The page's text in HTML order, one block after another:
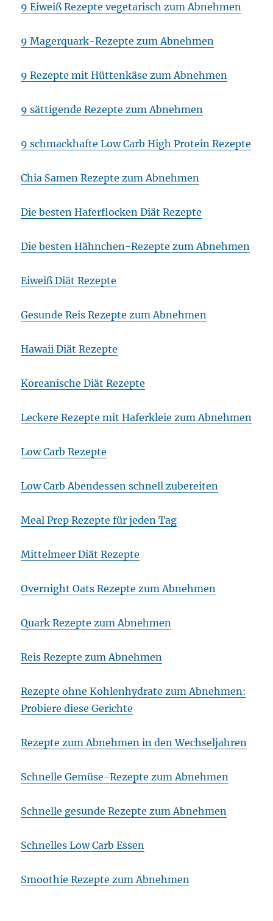
9 Eiweiß Rezepte vegetarisch zum Abnehmen
9 Magerquark-Rezepte zum Abnehmen
9 Rezepte mit Hüttenkäse zum Abnehmen
9 sättigende Rezepte zum Abnehmen
9 schmackhafte Low Carb High Protein Rezepte
Chia Samen Rezepte zum Abnehmen
Die besten Haferflocken Diät Rezepte
Die besten Hähnchen-Rezepte zum Abnehmen
Eiweiß Diät Rezepte
Gesunde Reis Rezepte zum Abnehmen
Hawaii Diät Rezepte
Koreanische Diät Rezepte
Leckere Rezepte mit Haferkleie zum Abnehmen
Low Carb Rezepte
Low Carb Abendessen schnell zubereiten
Meal Prep Rezepte für jeden Tag
Mittelmeer Diät Rezepte
Overnight Oats Rezepte zum Abnehmen
Quark Rezepte zum Abnehmen
Reis Rezepte zum Abnehmen
Rezepte ohne Kohlenhydrate zum Abnehmen:
Probiere diese Gerichte
Rezepte zum Abnehmen in den Wechseljahren
Schnelle Gemüse-Rezepte zum Abnehmen
Schnelle gesunde Rezepte zum Abnehmen
Schnelles Low Carb Essen
Smoothie Rezepte zum Abnehmen